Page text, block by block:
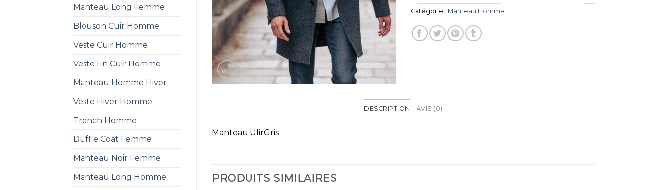
Manteau Long Femme
Blouson Cuir Homme
Veste Cuir Homme
Veste En Cuir Homme
Manteau Homme Hiver
Veste Hiver Homme
Trench Homme
Duffle Coat Femme
Manteau Noir Femme
Manteau Long Homme
Catégorie : Manteau Homme
DESCRIPTION AVIS (0)
Manteau UlirGris
PRODUITS SIMILAIRES